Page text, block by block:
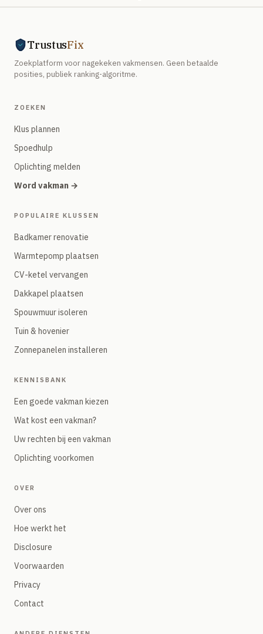
TrustusFix
Zoekplatform voor nagekeken vakmensen. Geen betaalde
posities, publiek ranking-algoritme.
ZOEKEN
Klus plannen
Spoedhulp
Oplichting melden
Word vakman →
POPULAIRE KLUSSEN
Badkamer renovatie
Warmtepomp plaatsen
CV-ketel vervangen
Dakkapel plaatsen
Spouwmuur isoleren
Tuin & hovenier
Zonnepanelen installeren
KENNISBANK
Een goede vakman kiezen
Wat kost een vakman?
Uw rechten bij een vakman
Oplichting voorkomen
OVER
Over ons
Hoe werkt het
Disclosure
Voorwaarden
Privacy
Contact